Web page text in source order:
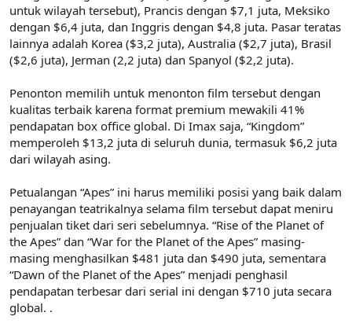
untuk wilayah tersebut), Prancis dengan $7,1 juta, Meksiko
dengan $6,4 juta, dan Inggris dengan $4,8 juta. Pasar teratas
lainnya adalah Korea ($3,2 juta), Australia ($2,7 juta), Brasil
($2,6 juta), Jerman (2,2 juta) dan Spanyol ($2,2 juta).
Penonton memilih untuk menonton film tersebut dengan
kualitas terbaik karena format premium mewakili 41%
pendapatan box office global. Di Imax saja, “Kingdom”
memperoleh $13,2 juta di seluruh dunia, termasuk $6,2 juta
dari wilayah asing.
Petualangan “Apes” ini harus memiliki posisi yang baik dalam
penayangan teatrikalnya selama film tersebut dapat meniru
penjualan tiket dari seri sebelumnya. “Rise of the Planet of
the Apes” dan “War for the Planet of the Apes” masing-
masing menghasilkan $481 juta dan $490 juta, sementara
“Dawn of the Planet of the Apes” menjadi penghasil
pendapatan terbesar dari serial ini dengan $710 juta secara
global. .